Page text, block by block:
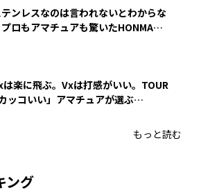
テンレスなのは言われないとわからな
ロもアマチュアも驚いたHONMA
は楽に飛ぶ。Vxは打感がいい。TOUR
ッコいい」アマチュアが選ぶ
もっと読む
ング